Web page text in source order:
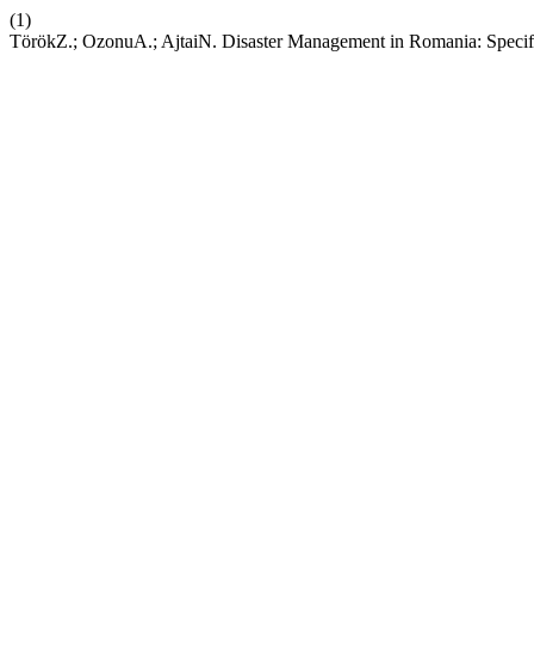
(1)
TörökZ.; OzonuA.; AjtaiN. Disaster Management in Romania: